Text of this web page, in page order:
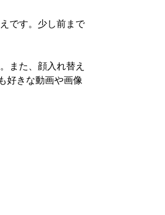
です。少し前まで
また、顔入れ替え
好きな動画や画像